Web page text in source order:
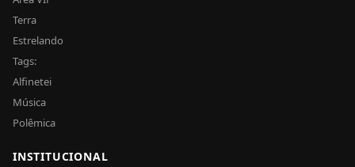
Terra
Estrelando
Tags:
Alfinetei
Música
Polêmica
INSTITUCIONAL